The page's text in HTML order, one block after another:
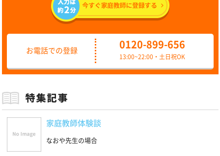
お電話での登録
0120-899-656
13:00~22:00・土日祝OK
家庭教師体験談
なおや先生の場合